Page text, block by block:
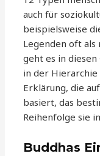
auch für
beispielsweise
Legenden oft als
geht es in
in der
Erklärung, die
basiert, das
Reihenfolge sie
Buddhas